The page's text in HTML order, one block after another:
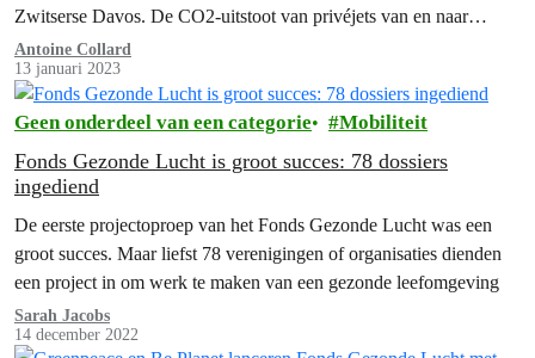
Zwitserse Davos. De CO2-uitstoot van privéjets van en naar
Davos lag…
Antoine Collard
13 januari 2023
Geen onderdeel van een categorie Mobiliteit
Fonds Gezonde Lucht is groot succes: 78 dossiers
ingediend
De eerste projectoproep van het Fonds Gezonde Lucht was een
groot succes. Maar liefst 78 verenigingen of organisaties dienden
een project in om werk te maken van een gezonde leefomgeving
Sarah Jacobs
14 december 2022